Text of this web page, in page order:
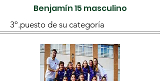
Benjamín 15 masculino
3º.puesto de su categoría